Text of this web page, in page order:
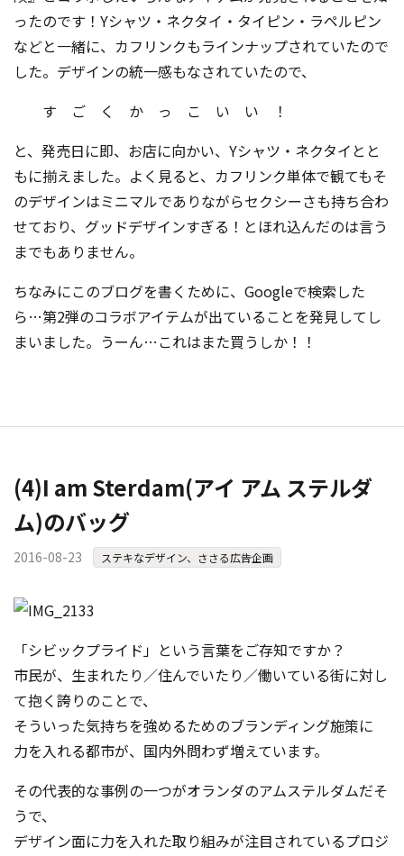
ったのです！Yシャツ・ネクタイ・タイピン・ラペルピン
などと一緒に、カフリンクもラインナップされていたので
した。デザインの統一感もなされていたので、
す ご く か っ こ い い ！
と、発売日に即、お店に向かい、Yシャツ・ネクタイとと
もに揃えました。よく見ると、カフリンク単体で観てもそ
のデザインはミニマルでありながらセクシーさも持ち合わ
せており、グッドデザインすぎる！とほれ込んだのは言う
までもありません。
ちなみにこのブログを書くために、Googleで検索した
ら…第2弾のコラボアイテムが出ていることを発見してし
まいました。うーん…これはまた買うしか！！
(4)I am Sterdam(アイ アム ステルダ
ム)のバッグ
2016-08-23 ステキなデザイン、ささる広告企画
「シビックプライド」という言葉をご存知ですか？
市民が、生まれたり／住んでいたり／働いている街に対し
て抱く誇りのことで、
そういった気持ちを強めるためのブランディング施策に
力を入れる都市が、国内外問わず増えています。
その代表的な事例の一つがオランダのアムステルダムだそ
うで、
デザイン面に力を入れた取り組みが注目されているプロジ